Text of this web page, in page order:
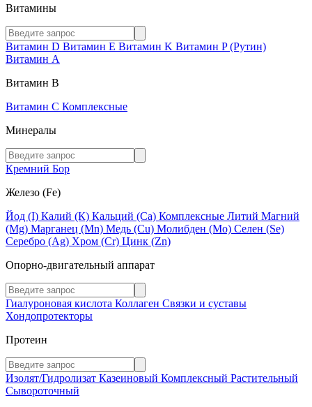
Витамины
Витамин D Витамин E Витамин K Витамин P (Рутин)
Витамин А
Витамин В
Витамин C Комплексные
Минералы
Кремний Бор
Железо (Fe)
Йод (I) Калий (К) Кальций (Са) Комплексные Литий Магний
(Mg) Марганец (Mn) Медь (Сu) Молибден (Мо) Селен (Se)
Серебро (Ag) Хром (Cr) Цинк (Zn)
Опорно-двигательный аппарат
Гиалуроновая кислота Коллаген Связки и суставы
Хондопротекторы
Протеин
Изолят/Гидролизат Казеиновый Комплексный Растительный
Сывороточный